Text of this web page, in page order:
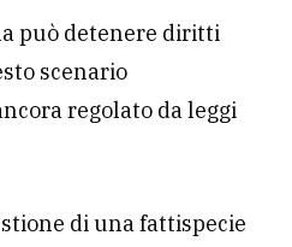
può detenere diritti
scenario
regolato da leggi
di una fattispecie